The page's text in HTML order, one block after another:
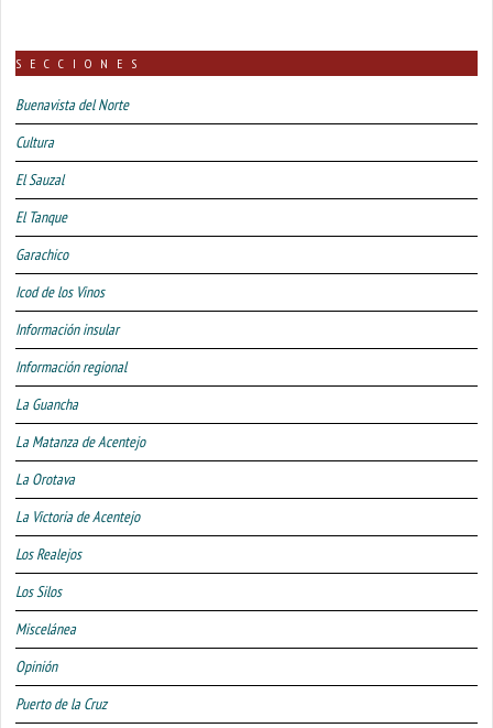
SECCIONES
Buenavista del Norte
Cultura
El Sauzal
El Tanque
Garachico
Icod de los Vinos
Información insular
Información regional
La Guancha
La Matanza de Acentejo
La Orotava
La Victoria de Acentejo
Los Realejos
Los Silos
Miscelánea
Opinión
Puerto de la Cruz